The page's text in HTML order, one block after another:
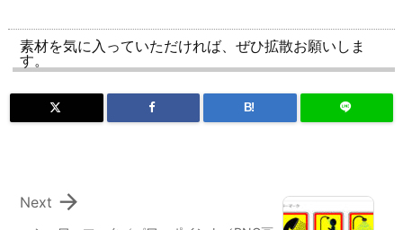
素材を気に入っていただければ、ぜひ拡散お願いしま
す。
B!

Next